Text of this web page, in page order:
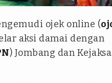
ojek online (
aksi damai dengan
) Jombang dan